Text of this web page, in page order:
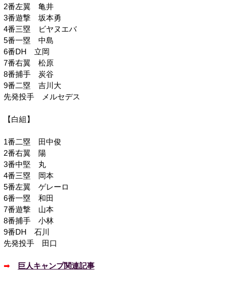
2番左翼 亀井
3番遊撃 坂本勇
4番三塁 ビヤヌエバ
5番一塁 中島
6番DH 立岡
7番右翼 松原
8番捕手 炭谷
9番二塁 吉川大
先発投手 メルセデス
【白組】
1番二塁 田中俊
2番右翼 陽
3番中堅 丸
4番三塁 岡本
5番左翼 ゲレーロ
6番一塁 和田
7番遊撃 山本
8番捕手 小林
9番DH 石川
先発投手 田口
➡ 巨人キャンプ関連記事